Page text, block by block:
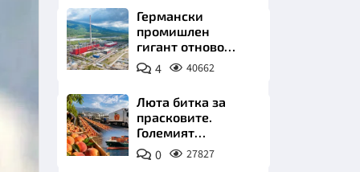
Германски
промишлен
гигант отново
позлатява наш
град
4 40662
Люта битка за
прасковите.
Големият
победител е
Турция
0 27827